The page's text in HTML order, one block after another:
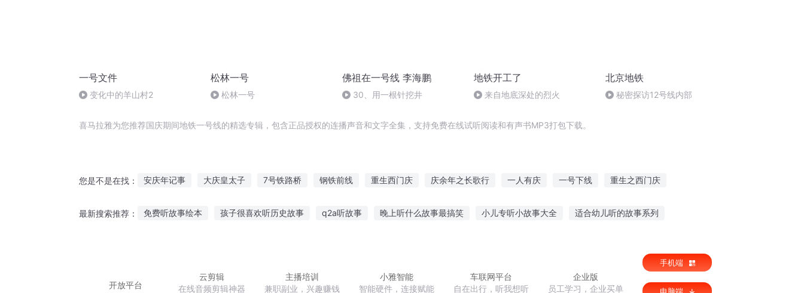
一号文件
变化中的羊山村2
松林一号
松林一号
佛祖在一号线 李海鹏
30、用一根针挖井
地铁开工了
来自地底深处的烈火
北京地铁
秘密探访12号线内部
喜马拉雅为您推荐国庆期间地铁一号线的精选专辑，包含正品授权的连播声音和文字全集，支持免费在线试听阅读和有声书MP3打包下载。
您是不是在找： 安庆年记事 大庆皇太子 7号铁路桥 钢铁前线 重生西门庆 庆余年之长歌行 一人有庆 一号下线 重生之西门庆
最新搜索推荐： 免费听故事绘本 孩子很喜欢听历史故事 q2a听故事 晚上听什么故事最搞笑 小儿专听小故事大全 适合幼儿听的故事系列
开放平台
云剪辑
在线音频剪辑神器
主播培训
兼职副业，兴趣赚钱
小雅智能
智能硬件，连接赋能
车联网平台
自在出行，听我想听
企业版
员工学习，企业买单
手机端